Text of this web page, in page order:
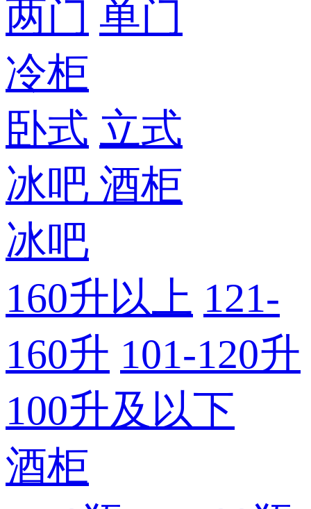
两门 单门
冷柜
卧式 立式
冰吧 酒柜
冰吧
160升以上 121-
160升 101-120升
100升及以下
酒柜